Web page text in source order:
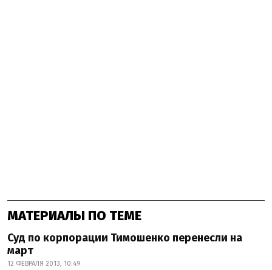
МАТЕРИАЛЫ ПО ТЕМЕ
Суд по корпорации Тимошенко перенесли на
март
12 ФЕВРАЛЯ 2013, 10:49